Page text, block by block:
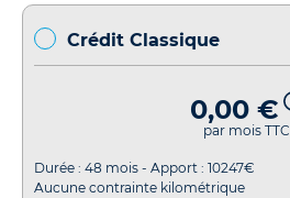
Crédit Classique
0,00 €
par mois TTC
Durée : 48 mois - Apport : 10247€
Aucune contrainte kilométrique